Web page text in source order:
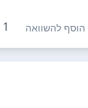
הוסף להשוואה 1